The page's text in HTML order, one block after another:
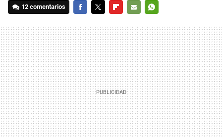
12 comentarios
MAIL